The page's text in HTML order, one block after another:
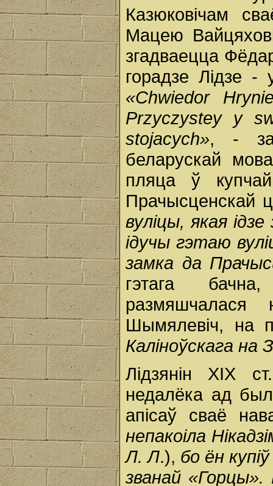
Казюковічам
Мацею
згадваецца
горадзе Лідзе -
«Chwiedor
Przyczystey y
stojacych», -
беларускай
пляца ў
Прачысценскай
вуліцы, якая
ідучы гэтаю
замка да
гэтага
Шымялевіч, на
Каліноўскага на
Лідзянін XIX
недалёка ад
апісаў сваё
непакоіла
Л. Л.), бо ён
званай «Горцы».